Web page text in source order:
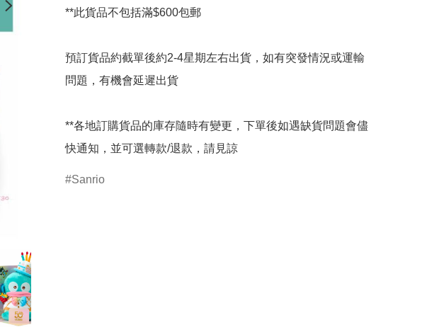
**此貨品不包括滿$600包郵
預訂貨品約截單後約2-4星期左右出貨，如有突發情況或運輸
問題，有機會延遲出貨
**各地訂購貨品的庫存隨時有變更，下單後如遇缺貨問題會儘
快通知，並可選轉款/退款，請見諒
Sanrio